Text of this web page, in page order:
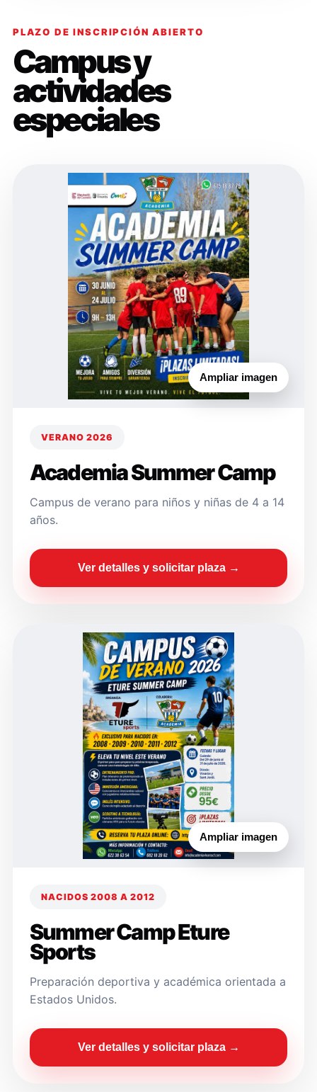
PLAZO DE INSCRIPCIÓN ABIERTO
Campus y
actividades
especiales
Ampliar imagen
VERANO 2026
Academia Summer Camp
Campus de verano para niños y niñas de 4 a 14
años.
Ver detalles y solicitar plaza →
Ampliar imagen
NACIDOS 2008 A 2012
Summer Camp Eture
Sports
Preparación deportiva y académica orientada a
Estados Unidos.
Ver detalles y solicitar plaza →